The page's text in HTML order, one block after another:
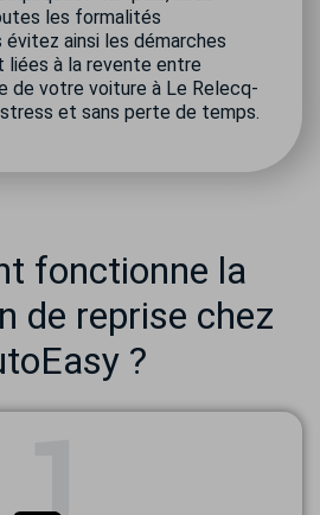
les formalités
ainsi les démarches
liées à la revente entre
de votre voiture à Le Relecq-
et sans perte de temps.
fonctionne la
de reprise chez
?